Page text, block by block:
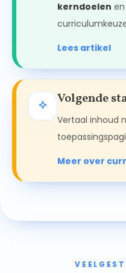
kerndoelen
Lees artikel
Volgende
Vertaal inhoud
Meer over